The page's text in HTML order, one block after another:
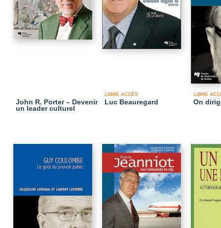
John R. Porter – Devenir
un leader culturel
LIBRE ACCÈS
Luc Beauregard
LIBRE
On